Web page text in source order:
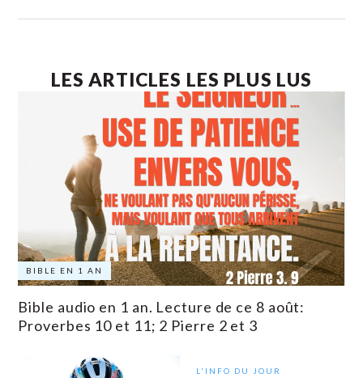
LES ARTICLES LES PLUS LUS
BIBLE EN 1 AN
Bible audio en 1 an. Lecture de ce 8 août:
Proverbes 10 et 11; 2 Pierre 2 et 3
L'INFO DU JOUR